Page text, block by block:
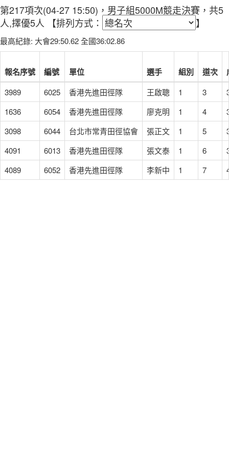
第217項次(04-27 15:50)，男子組5000M競走決賽，共5
人,擇優5人
【排列方式： 】
最高紀錄: 大會29:50.62 全國36:02.86
報名序號 編號 單位 選手 組別 道次
3989 6025 香港先進田徑隊 王啟聰 1 3
1636
6054 香港先進田徑隊 廖克明 1 4
3098
6044 台北市常青田徑協會 張正文 1 5
4091
6013 香港先進田徑隊 張文泰 1 6
4089
6052 香港先進田徑隊 李新中 1 7